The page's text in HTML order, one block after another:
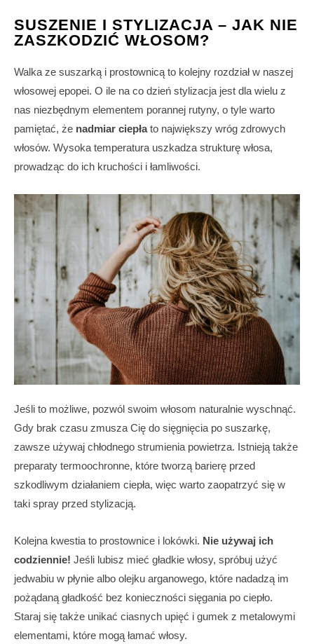
SUSZENIE I STYLIZACJA – JAK NIE
ZASZKODZIĆ WŁOSOM?
Walka ze suszarką i prostownicą to kolejny rozdział w naszej
włosowej epopei. O ile na co dzień stylizacja jest dla wielu z
nas niezbędnym elementem porannej rutyny, o tyle warto
pamiętać, że nadmiar ciepłato największy wróg zdrowych
włosów. Wysoka temperatura uszkadza strukturę włosa,
prowadząc do ich kruchości i łamliwości.
Jeśli to możliwe, pozwól swoim włosom naturalnie wyschnąć.
Gdy brak czasu zmusza Cię do sięgnięcia po suszarkę,
zawsze używaj chłodnego strumienia powietrza. Istnieją także
preparaty termoochronne, które tworzą barierę przed
szkodliwym działaniem ciepła, więc warto zaopatrzyć się w
taki spray przed stylizacją.
Kolejna kwestia to prostownice i lokówki. Nie używaj ich
codziennie! Jeśli lubisz mieć gładkie włosy, spróbuj użyć
jedwabiu w płynie albo olejku arganowego, które nadadzą im
pożądaną gładkość bez konieczności sięgania po ciepło.
Staraj się także unikać ciasnych upięć i gumek z metalowymi
elementami, które mogą łamać włosy.